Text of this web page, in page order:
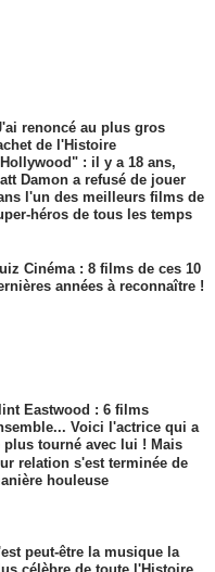
renoncé au plus gros
de l'Histoire
: il y a 18 ans,
Damon a refusé de jouer
l'un des meilleurs films de
héros de tous les temps
Cinéma : 8 films de ces 10
années à reconnaître !
Eastwood : 6 films
Voici l'actrice qui a
plus tourné avec lui ! Mais
relation s'est terminée de
houleuse
peut-être la musique la